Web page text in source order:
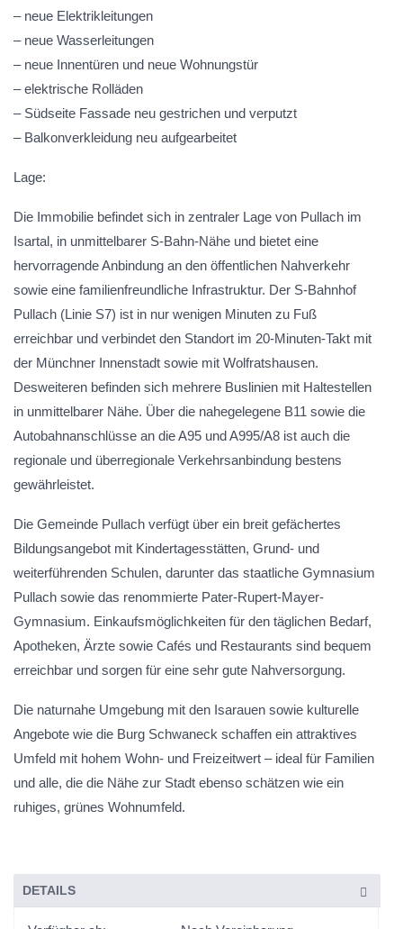
– neue Elektrikleitungen
– neue Wasserleitungen
– neue Innentüren und neue Wohnungstür
– elektrische Rolläden
– Südseite Fassade neu gestrichen und verputzt
– Balkonverkleidung neu aufgearbeitet
Lage:
Die Immobilie befindet sich in zentraler Lage von Pullach im
Isartal, in unmittelbarer S-Bahn-Nähe und bietet eine
hervorragende Anbindung an den öffentlichen Nahverkehr
sowie eine familienfreundliche Infrastruktur. Der S-Bahnhof
Pullach (Linie S7) ist in nur wenigen Minuten zu Fuß
erreichbar und verbindet den Standort im 20-Minuten-Takt mit
der Münchner Innenstadt sowie mit Wolfratshausen.
Desweiteren befinden sich mehrere Buslinien mit Haltestellen
in unmittelbarer Nähe. Über die nahegelegene B11 sowie die
Autobahnanschlüsse an die A95 und A995/A8 ist auch die
regionale und überregionale Verkehrsanbindung bestens
gewährleistet.
Die Gemeinde Pullach verfügt über ein breit gefächertes
Bildungsangebot mit Kindertagesstätten, Grund- und
weiterführenden Schulen, darunter das staatliche Gymnasium
Pullach sowie das renommierte Pater-Rupert-Mayer-
Gymnasium. Einkaufsmöglichkeiten für den täglichen Bedarf,
Apotheken, Ärzte sowie Cafés und Restaurants sind bequem
erreichbar und sorgen für eine sehr gute Nahversorgung.
Die naturnahe Umgebung mit den Isarauen sowie kulturelle
Angebote wie die Burg Schwaneck schaffen ein attraktives
Umfeld mit hohem Wohn- und Freizeitwert – ideal für Familien
und alle, die die Nähe zur Stadt ebenso schätzen wie ein
ruhiges, grünes Wohnumfeld.
DETAILS